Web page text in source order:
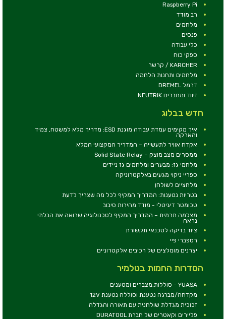
Raspberry Pi
רב מודד
מלחמים
פנסים
כלי עבודה
ספקי כוח
KARCHER / קרשר
מלחמים ותחנות הלחמה
דרמל DREMEL
זיווד ומחברים NEUTRIK
חדש בבלוג
איך מקימים עמדת עבודה מוגנת ESD: מדריך מלא למשטח, צמיד
והארקה
אקדח אוויר לתעשייה – המדריך המקצועי המלא
ממסרים מצב מוצק – Solid State Relay
מלחמי גז: מבערים ומלחמים גז ניידים
ספריי ניקוי מגעים באלקטרוניקה
מלחציים לשולחן
בטריות נטענות: המדריך המקיף לכל מה שצריך לדעת
טכומטר דיגיטלי - מודד מהירות סיבוב
מצלמה תרמית – המדריך המקיף לטכנולוגיה שרואה את הבלתי
נראה
ציוד בדיקה לטכנאי תקשורת
רספברי פיי
יצרנים מומלצים של רכיבים אלקטרוניים
הסדרות החמות בטלמיר
YUASA - סוללות,מצברים ומטענים
מקדחה/מברגה נטענת וסוללה נטענת 12V
זכוכית מגדלת שולחנית עם תאורה והגדלה
פליירים וקאטרים של חברת DURATOOL